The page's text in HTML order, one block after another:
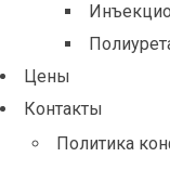
Цены
Контакты
Политика